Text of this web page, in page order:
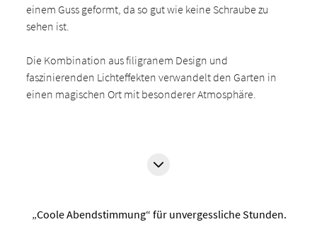
einem Guss geformt, da so gut wie keine Schraube zu
sehen ist.
Die Kombination aus filigranem Design und
faszinierenden Lichteffekten verwandelt den Garten in
einen magischen Ort mit besonderer Atmosphäre.
„Coole Abendstimmung“ für unvergessliche Stunden.